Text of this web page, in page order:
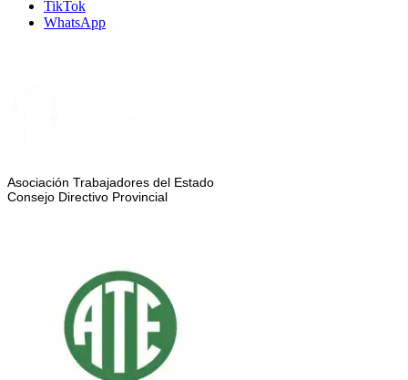
TikTok
WhatsApp
Asociación Trabajadores del Estado
Consejo Directivo Provincial